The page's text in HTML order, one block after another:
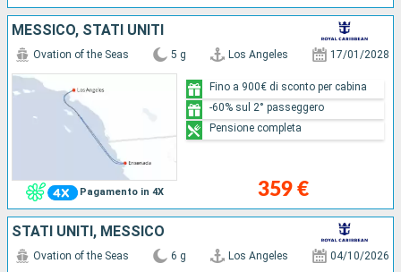
MESSICO, STATI UNITI
Pagamento in 4X
Ovation of the Seas 5 g Los Angeles 17/01/2028
359 €
Fino a 900€ di sconto per cabina
-60% sul 2° passeggero
Pensione completa
STATI UNITI, MESSICO
Ovation of the Seas 6 g Los Angeles 04/10/2026